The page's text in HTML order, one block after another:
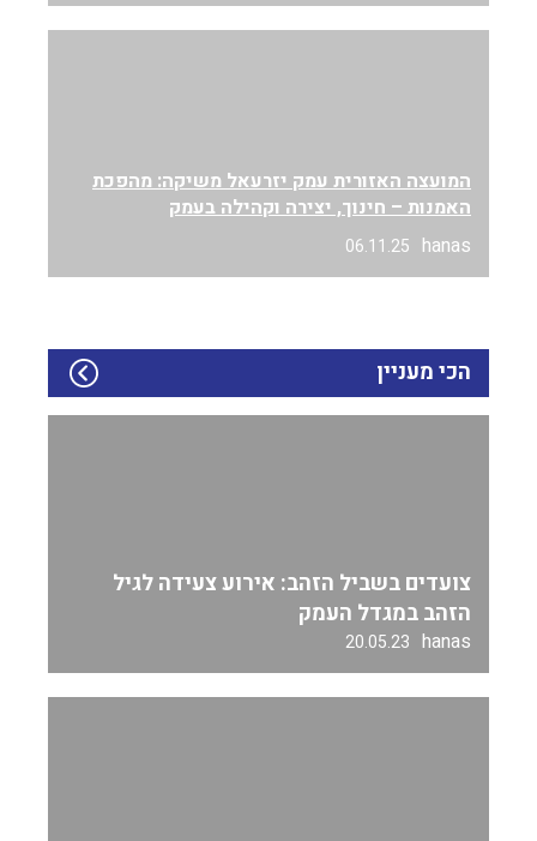
המועצה האזורית עמק יזרעאל משיקה: מהפכת
האמנות – חינוך, יצירה וקהילה בעמק
hanas
06.11.25
הכי מעניין
צועדים בשביל הזהב: אירוע צעידה לגיל
הזהב במגדל העמק
hanas
20.05.23